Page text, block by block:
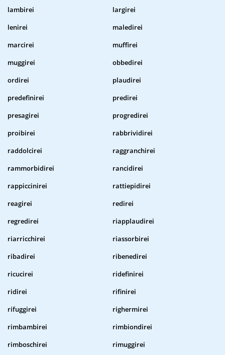
lambirei
largirei
lenirei
maledirei
marcirei
muffirei
muggirei
obbedirei
ordirei
plaudirei
predefinirei
predirei
presagirei
progredirei
proibirei
rabbrividirei
raddolcirei
raggranchirei
rammorbidirei
rancidirei
rappiccinirei
rattiepidirei
reagirei
redirei
regredirei
riapplaudirei
riarricchirei
riassorbirei
ribadirei
ribenedirei
ricucirei
ridefinirei
ridirei
rifinirei
rifuggirei
righermirei
rimbambirei
rimbiondirei
rimboschirei
rimuggirei